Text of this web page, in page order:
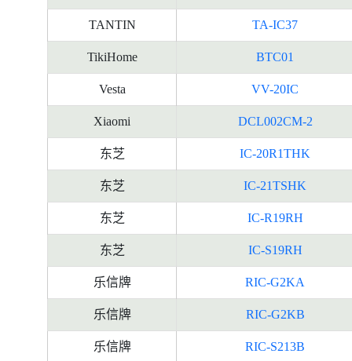
TANTIN TA-IC37
TikiHome BTC01
Vesta VV-20IC
Xiaomi DCL002CM-2
东芝 IC-20R1THK
东芝 IC-21TSHK
东芝 IC-R19RH
东芝 IC-S19RH
乐信牌 RIC-G2KA
乐信牌 RIC-G2KB
乐信牌 RIC-S213B